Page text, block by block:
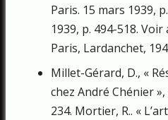
Paris. 15 mars 1939,
1939, p. 494-518.
Paris, Lardanchet,
Millet-Gérard, D., «
chez André Chénier »,
234. Mortier, R.. «